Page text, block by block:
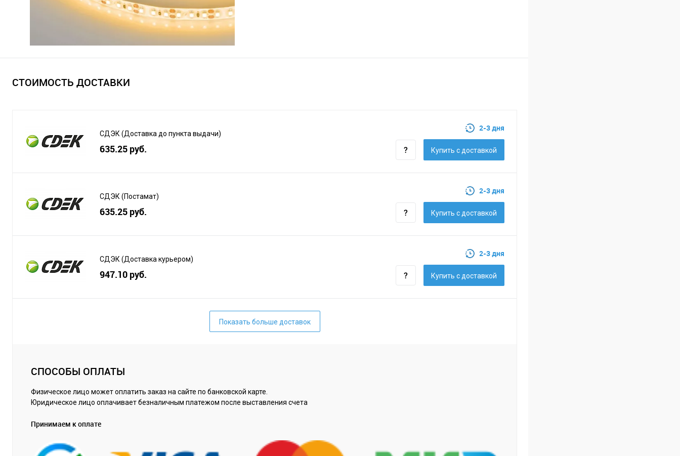
СТОИМОСТЬ ДОСТАВКИ
СДЭК (Доставка до пункта выдачи)
635.25 руб.
2-3 дня
Купить c доставкой
СДЭК (Постамат)
635.25 руб.
2-3 дня
Купить c доставкой
СДЭК (Доставка курьером)
947.10 руб.
2-3 дня
Купить c доставкой
Показать больше доставок
СПОСОБЫ ОПЛАТЫ
Физическое лицо может оплатить заказ на сайте по банковской карте.
Юридическое лицо оплачивает безналичным платежом после выставления счета
Принимаем к оплате